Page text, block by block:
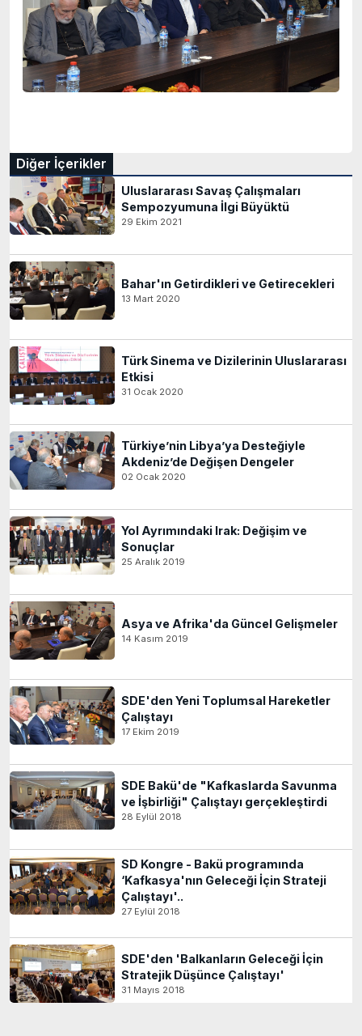
Diğer İçerikler
Uluslararası Savaş Çalışmaları
Sempozyumuna İlgi Büyüktü
29 Ekim 2021
Bahar'ın Getirdikleri ve Getirecekleri
13 Mart 2020
Türk Sinema ve Dizilerinin Uluslararası
Etkisi
31 Ocak 2020
Türkiye’nin Libya’ya Desteğiyle
Akdeniz’de Değişen Dengeler
02 Ocak 2020
Yol Ayrımındaki Irak: Değişim ve
Sonuçlar
25 Aralık 2019
Asya ve Afrika'da Güncel Gelişmeler
14 Kasım 2019
SDE'den Yeni Toplumsal Hareketler
Çalıştayı
17 Ekim 2019
SDE Bakü'de "Kafkaslarda Savunma
ve İşbirliği" Çalıştayı gerçekleştirdi
28 Eylül 2018
SD Kongre - Bakü programında
‘Kafkasya'nın Geleceği İçin Strateji
Çalıştayı'..
27 Eylül 2018
SDE'den 'Balkanların Geleceği İçin
Stratejik Düşünce Çalıştayı'
31 Mayıs 2018